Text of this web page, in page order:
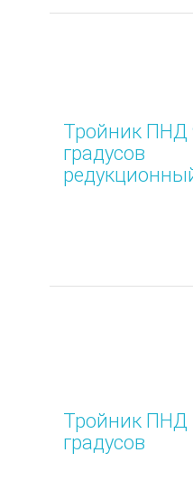
Тройник ПНД
градусов
Тройник ПНД
градусов